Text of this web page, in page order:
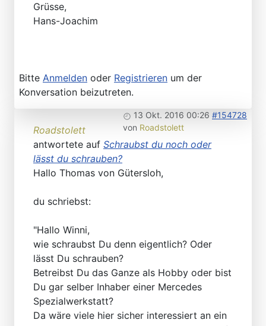
Grüsse,
Hans-Joachim
Bitte Anmelden oder Registrieren um der
Konversation beizutreten.
13 Okt. 2016 00:26 #154728
von Roadstolett
Roadstolett
antwortete auf Schraubst du noch oder
lässt du schrauben?
Hallo Thomas von Gütersloh,
du schriebst:
"Hallo Winni,
wie schraubst Du denn eigentlich? Oder
lässt Du schrauben?
Betreibst Du das Ganze als Hobby oder bist
Du gar selber Inhaber einer Mercedes
Spezialwerkstatt?
Da wäre viele hier sicher interessiert an ein